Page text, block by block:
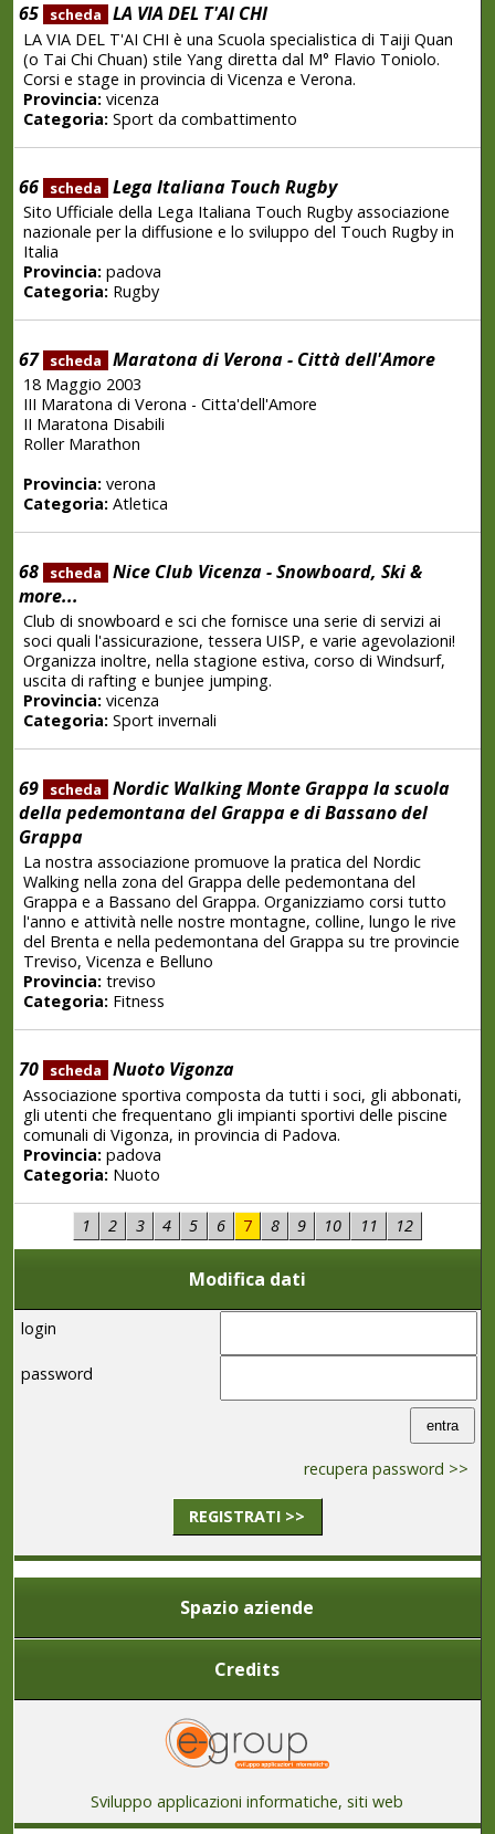
65 scheda LA VIA DEL T'AI CHI
LA VIA DEL T'AI CHI è una Scuola specialistica di Taiji Quan
(o Tai Chi Chuan) stile Yang diretta dal M° Flavio Toniolo.
Corsi e stage in provincia di Vicenza e Verona.
Provincia:vicenza
Categoria:Sport da combattimento
66 scheda Lega Italiana Touch Rugby
Sito Ufficiale della Lega Italiana Touch Rugby associazione
nazionale per la diffusione e lo sviluppo del Touch Rugby in
Italia
Provincia:padova
Categoria:Rugby
67 scheda Maratona di Verona - Città dell'Amore
18 Maggio 2003
III Maratona di Verona - Citta'dell'Amore
II Maratona Disabili
Roller Marathon
Provincia:verona
Categoria:Atletica
68 scheda
Nice Club Vicenza - Snowboard, Ski &
more...
Club di snowboard e sci che fornisce una serie di servizi ai
soci quali l'assicurazione, tessera UISP, e varie agevolazioni!
Organizza inoltre, nella stagione estiva, corso di Windsurf,
uscita di rafting e bunjee jumping.
Provincia:vicenza
Categoria:Sport invernali
69 scheda
Nordic Walking Monte Grappa la scuola
della pedemontana del Grappa e di Bassano del
Grappa
La nostra associazione promuove la pratica del Nordic
Walking nella zona del Grappa delle pedemontana del
Grappa e a Bassano del Grappa. Organizziamo corsi tutto
l'anno e attività nelle nostre montagne, colline, lungo le rive
del Brenta e nella pedemontana del Grappa su tre provincie
Treviso, Vicenza e Belluno
Provincia:treviso
Categoria:Fitness
70 scheda Nuoto Vigonza
Associazione sportiva composta da tutti i soci, gli abbonati,
gli utenti che frequentano gli impianti sportivi delle piscine
comunali di Vigonza, in provincia di Padova.
Provincia:padova
Categoria:Nuoto
1 2 3 4 5 6 7 8 9 10 11 12
Modifica dati
login
password
recupera password >>
REGISTRATI >>
Spazio aziende
Credits
Sviluppo applicazioni informatiche, siti web